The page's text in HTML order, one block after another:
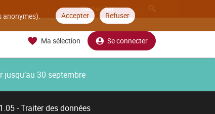
anonymes). Accepter Refuser
Ma sélection Se connecter
30 septembre
- Traiter des données